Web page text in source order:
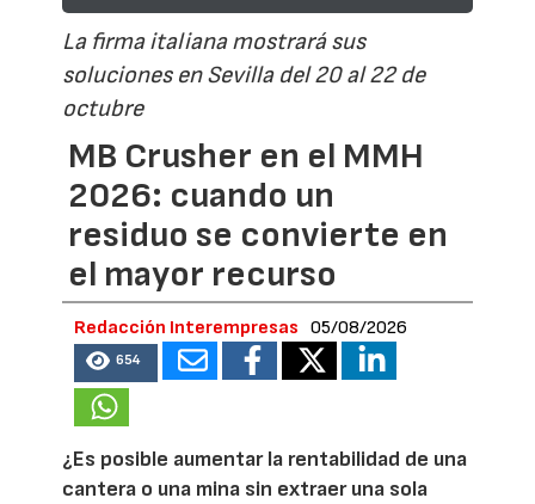
La firma italiana mostrará sus
soluciones en Sevilla del 20 al 22 de
octubre
MB Crusher en el MMH
2026: cuando un
residuo se convierte en
el mayor recurso
Redacción Interempresas 05/08/2026
654
¿Es posible aumentar la rentabilidad de una
cantera o una mina sin extraer una sola